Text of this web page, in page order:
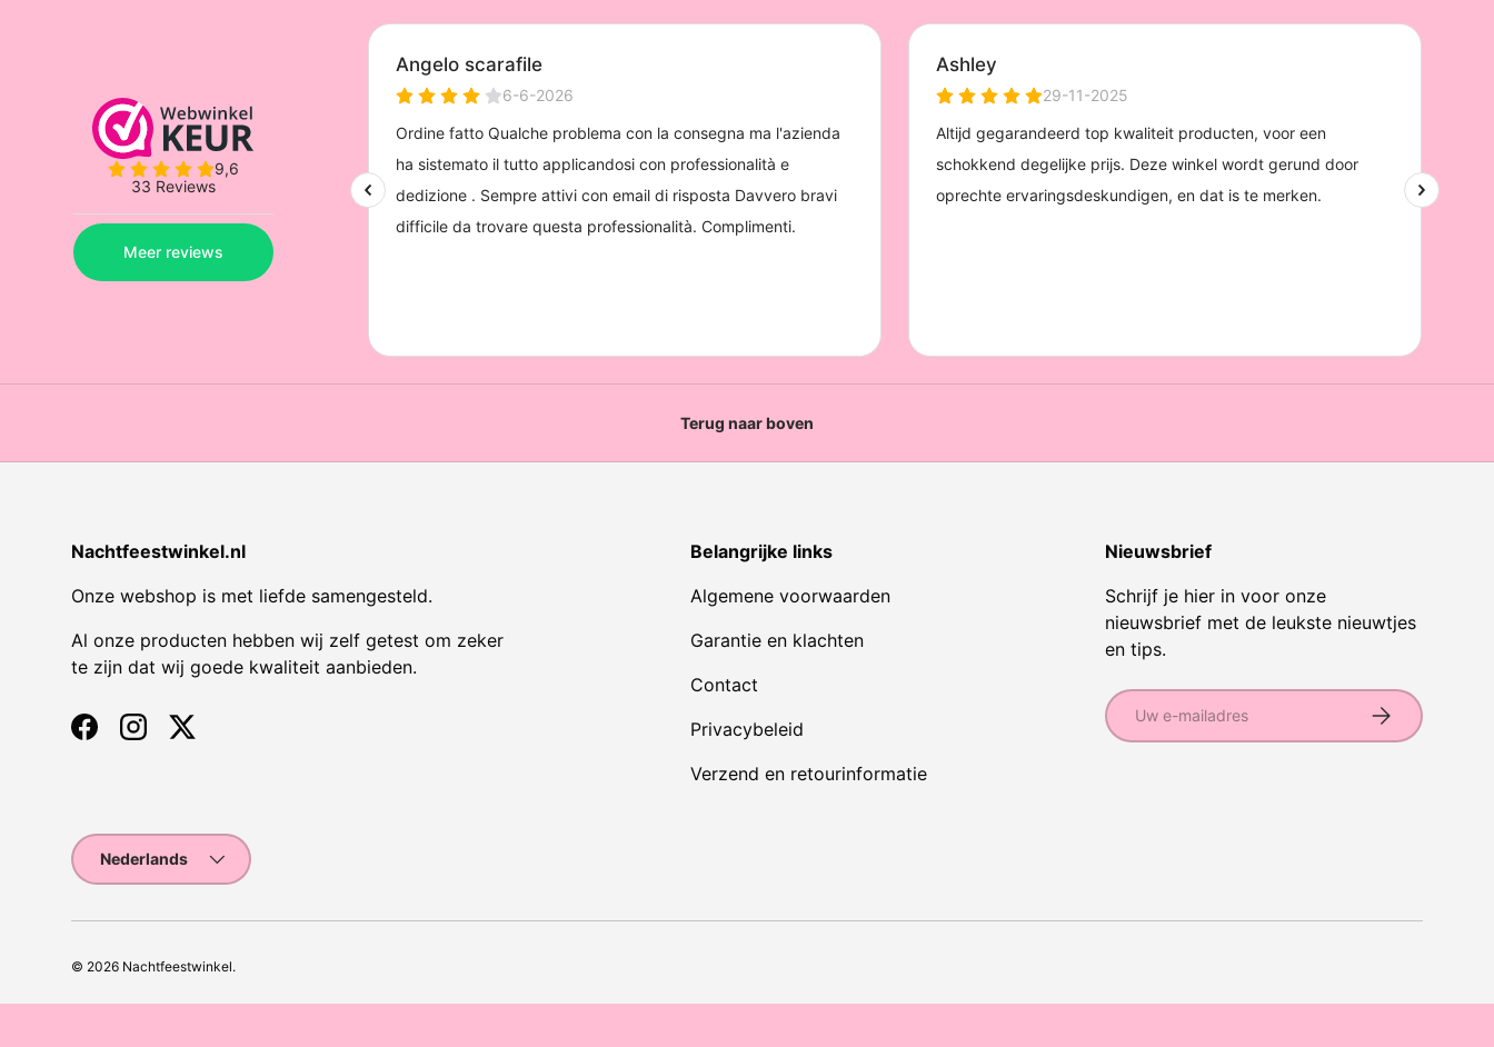
Terug naar boven
Nachtfeestwinkel.nl
Onze webshop is met liefde samengesteld.
Al onze producten hebben wij zelf getest om zeker
te zijn dat wij goede kwaliteit aanbieden.
FacebookInstagramTwitter
Belangrijke links
Algemene voorwaarden
Garantie en klachten
Contact
Privacybeleid
Verzend en retourinformatie
Nieuwsbrief
Schrijf je hier in voor onze
nieuwsbrief met de leukste nieuwtjes
en tips.
E-mailadres Abonneer
Taal
Nederlands
© 2026 Nachtfeestwinkel.